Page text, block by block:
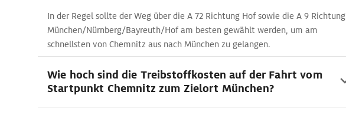
In der Regel sollte der Weg über die A 72 Richtung Hof sowie die A 9 Richtung
München/Nürnberg/Bayreuth/Hof am besten gewählt werden, um am
schnellsten von Chemnitz aus nach München zu gelangen.
Wie hoch sind die Treibstoffkosten auf der Fahrt vom
Startpunkt Chemnitz zum Zielort München?